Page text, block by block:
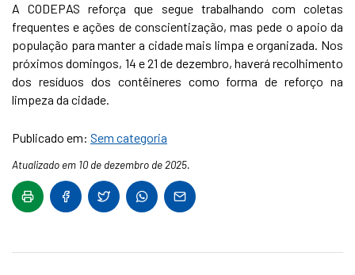
A CODEPAS reforça que segue trabalhando com coletas
frequentes e ações de conscientização, mas pede o apoio da
população para manter a cidade mais limpa e organizada. Nos
próximos domingos, 14 e 21 de dezembro, haverá recolhimento
dos resíduos dos contêineres como forma de reforço na
limpeza da cidade.
Publicado em: Sem categoria
Atualizado em 10 de dezembro de 2025.